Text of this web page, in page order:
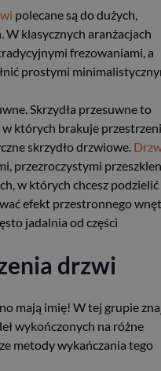
polecane są do dużych,
klasycznych aranżacjach
frezowaniami, a
prostymi
Skrzydła przesuwne to
których brakuje
skrzydło drzwiowe.
przezroczystymi
w których chcesz podzielić
efekt przestronnego
jadalnia od części
drzwi
mają imię! W tej grupie
wykończonych na różne
metody wykańczania tego